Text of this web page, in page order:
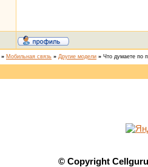
» Мобильная связь » Другие модели » Что думаете по
© Copyright